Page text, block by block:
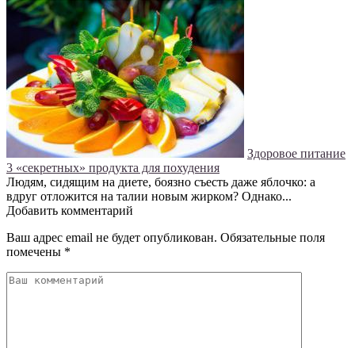
Здоровое питание
3 «секретных» продукта для похудения
Людям, сидящим на диете, боязно съесть даже яблочко: а
вдруг отложится на талии новым жирком? Однако...
Добавить комментарий
Ваш адрес email не будет опубликован. Обязательные поля
помечены *